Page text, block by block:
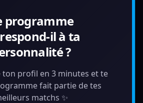
programme
il à ta
?
ton profil en 3 minutes et te
fait partie de tes
matchs ✨